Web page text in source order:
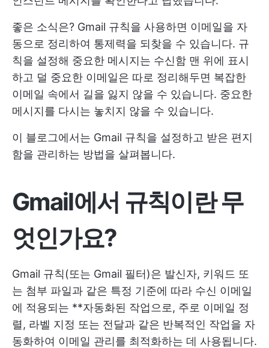
좋은 소식은? Gmail 규칙을 사용하면 이메일을 자
동으로 정리하여 통제력을 되찾을 수 있습니다. 규
칙을 설정해 중요한 메시지는 수신함 맨 위에 표시
하고 덜 중요한 이메일은 따로 정리해두면 복잡한
이메일 속에서 길을 잃지 않을 수 있습니다. 중요한
메시지를 다시는 놓치지 않을 수 있습니다.
이 블로그에서는 Gmail 규칙을 설정하고 받은 편지
함을 관리하는 방법을 살펴봅니다.
Gmail에서 규칙이란 무
엇인가요?
Gmail 규칙(또는 Gmail 필터)은 발신자, 키워드 또
는 첨부 파일과 같은 특정 기준에 따라 수신 이메일
에 적용되는 **자동화된 작업으로, 주로 이메일 정
렬, 라벨 지정 또는 전달과 같은 반복적인 작업을 자
동화하여 이메일 관리를 최적화하는 데 사용됩니다.